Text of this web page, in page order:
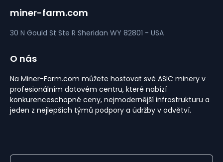
miner-farm.com
30 N Gould St Ste R Sheridan WY 82801 - USA
O nás
Na Miner-Farm.com můžete hostovat své ASIC minery v
profesionálním datovém centru, které nabízí
konkurenceschopné ceny, nejmodernější infrastrukturu a
jeden z nejlepších týmů podpory a údržby v odvětví.